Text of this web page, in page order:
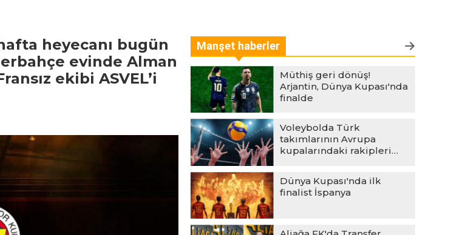
heyecanı bugün
evinde Alman
ekibi ASVEL’i
Manşet haberler
Müthiş geri dönüş!
Arjantin, Dünya Kupası'nda
finalde
Voleybolda Türk
takımlarının Avrupa
kupalarındaki rakipleri
Dünya Kupası'nda ilk
finalist İspanya